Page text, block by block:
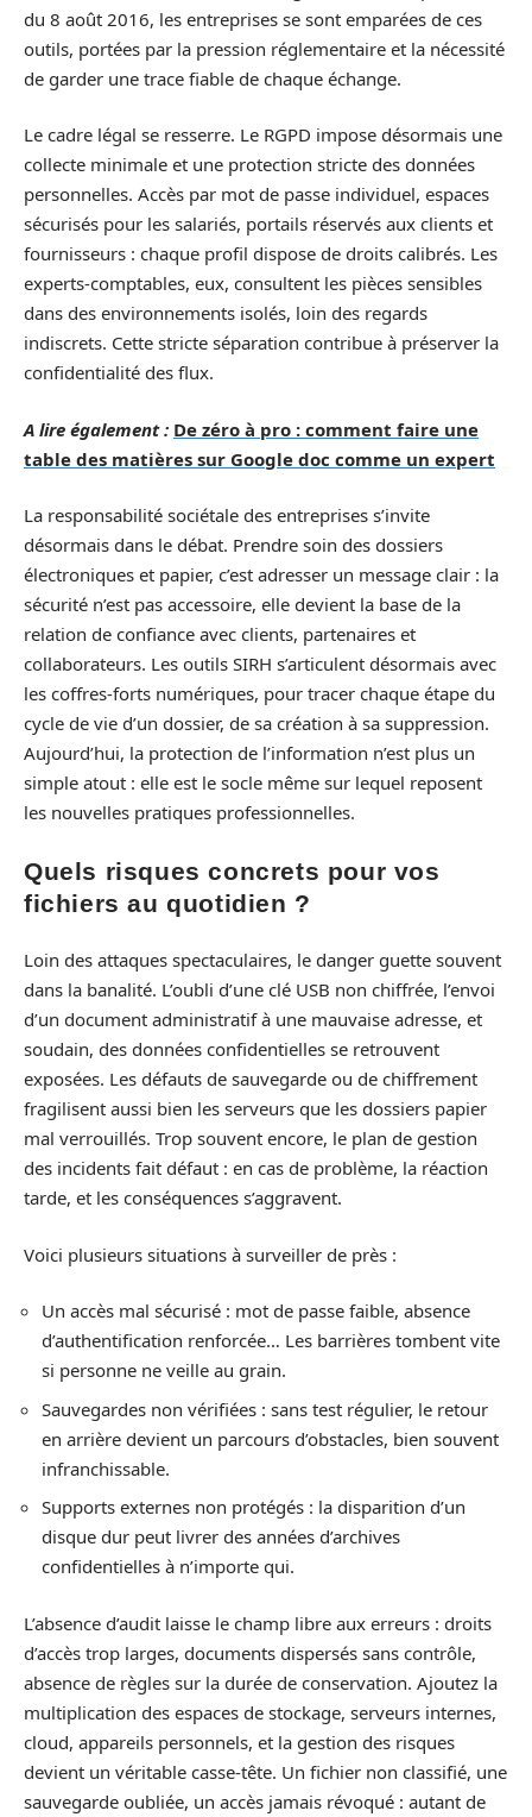
du 8 août 2016, les entreprises se sont emparées de ces
outils, portées par la pression réglementaire et la nécessité
de garder une trace fiable de chaque échange.
Le cadre légal se resserre. Le RGPD impose désormais une
collecte minimale et une protection stricte des données
personnelles. Accès par mot de passe individuel, espaces
sécurisés pour les salariés, portails réservés aux clients et
fournisseurs : chaque profil dispose de droits calibrés. Les
experts-comptables, eux, consultent les pièces sensibles
dans des environnements isolés, loin des regards
indiscrets. Cette stricte séparation contribue à préserver la
confidentialité des flux.
A lire également : De zéro à pro : comment faire une
table des matières sur Google doc comme un expert
La responsabilité sociétale des entreprises s’invite
désormais dans le débat. Prendre soin des dossiers
électroniques et papier, c’est adresser un message clair : la
sécurité n’est pas accessoire, elle devient la base de la
relation de confiance avec clients, partenaires et
collaborateurs. Les outils SIRH s’articulent désormais avec
les coffres-forts numériques, pour tracer chaque étape du
cycle de vie d’un dossier, de sa création à sa suppression.
Aujourd’hui, la protection de l’information n’est plus un
simple atout : elle est le socle même sur lequel reposent
les nouvelles pratiques professionnelles.
Quels risques concrets pour vos
fichiers au quotidien ?
Loin des attaques spectaculaires, le danger guette souvent
dans la banalité. L’oubli d’une clé USB non chiffrée, l’envoi
d’un document administratif à une mauvaise adresse, et
soudain, des données confidentielles se retrouvent
exposées. Les défauts de sauvegarde ou de chiffrement
fragilisent aussi bien les serveurs que les dossiers papier
mal verrouillés. Trop souvent encore, le plan de gestion
des incidents fait défaut : en cas de problème, la réaction
tarde, et les conséquences s’aggravent.
Voici plusieurs situations à surveiller de près :
Un accès mal sécurisé : mot de passe faible, absence
d’authentification renforcée… Les barrières tombent vite
si personne ne veille au grain.
Sauvegardes non vérifiées : sans test régulier, le retour
en arrière devient un parcours d’obstacles, bien souvent
infranchissable.
Supports externes non protégés : la disparition d’un
disque dur peut livrer des années d’archives
confidentielles à n’importe qui.
L’absence d’audit laisse le champ libre aux erreurs : droits
d’accès trop larges, documents dispersés sans contrôle,
absence de règles sur la durée de conservation. Ajoutez la
multiplication des espaces de stockage, serveurs internes,
cloud, appareils personnels, et la gestion des risques
devient un véritable casse-tête. Un fichier non classifié, une
sauvegarde oubliée, un accès jamais révoqué : autant de